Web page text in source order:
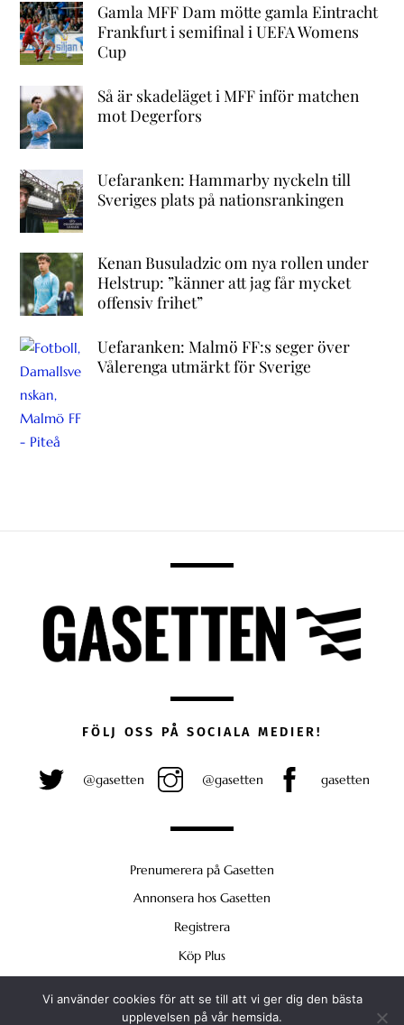
Gamla MFF Dam mötte gamla Eintracht
Frankfurt i semifinal i UEFA Womens
Cup
Så är skadeläget i MFF inför matchen
mot Degerfors
Uefaranken: Hammarby nyckeln till
Sveriges plats på nationsrankingen
Kenan Busuladzic om nya rollen under
Helstrup: ”känner att jag får mycket
offensiv frihet”
Uefaranken: Malmö FF:s seger över
Vålerenga utmärkt för Sverige
FÖLJ OSS PÅ SOCIALA MEDIER!
@gasetten @gasetten gasetten
Prenumerera på Gasetten
Annonsera hos Gasetten
Registrera
Köp Plus
Vi använder cookies för att se till att vi ger dig den bästa
upplevelsen på vår hemsida.